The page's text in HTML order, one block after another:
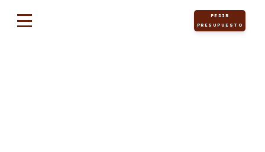
PEDIR
PRESUPUESTO